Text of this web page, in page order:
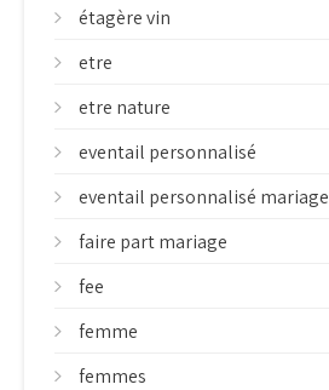
étagère vin
etre
etre nature
eventail personnalisé
eventail personnalisé mariage
faire part mariage
fee
femme
femmes